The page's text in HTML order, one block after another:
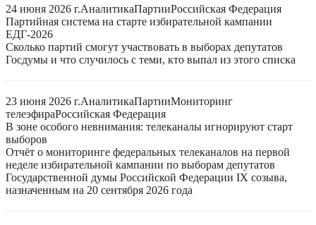
24 июня 2026 г.АналитикаПартииРоссийская Федерация
Партийная система на старте избирательной кампании
ЕДГ-2026
Сколько партий смогут участвовать в выборах депутатов
Госдумы и что случилось с теми, кто выпал из этого списка
23 июня 2026 г.АналитикаПартииМониторинг
телеэфираРоссийская Федерация
В зоне особого невнимания: телеканалы игнорируют старт
выборов
Отчёт о мониторинге федеральных телеканалов на первой
неделе избирательной кампании по выборам депутатов
Государственной думы Российской Федерации IX созыва,
назначенным на 20 сентября 2026 года